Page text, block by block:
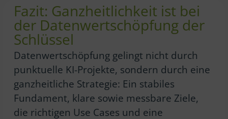
Fazit: Ganzheitlichkeit ist bei
der Datenwertschöpfung der
Schlüssel
Datenwertschöpfung gelingt nicht durch
punktuelle KI-Projekte, sondern durch eine
ganzheitliche Strategie: Ein stabiles
Fundament, klare sowie messbare Ziele,
die richtigen Use Cases und eine